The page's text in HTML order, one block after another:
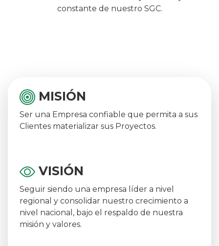
constante de nuestro SGC.
MISIÓN
Ser una Empresa confiable que permita a sus
Clientes materializar sus Proyectos.
VISIÓN
Seguir siendo una empresa líder a nivel
regional y consolidar nuestro crecimiento a
nivel nacional, bajo el respaldo de nuestra
misión y valores.